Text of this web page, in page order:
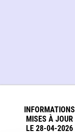
INFORMATIONS
MISES À JOUR
LE 28-04-2026